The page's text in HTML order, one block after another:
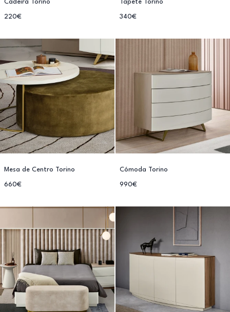
Cadeira Torino
220€
Tapete Torino
340€
Mesa de Centro Torino
660€
Cómoda Torino
990€